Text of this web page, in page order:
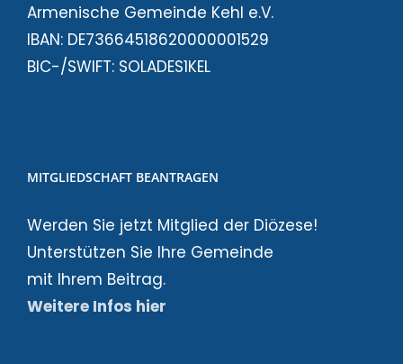
Armenische Gemeinde Kehl e.V.
IBAN: DE73664518620000001529
BIC-/SWIFT: SOLADES1KEL
MITGLIEDSCHAFT BEANTRAGEN
Werden Sie jetzt Mitglied der Diözese!
Unterstützen Sie Ihre Gemeinde
mit Ihrem Beitrag.
Weitere Infos hier